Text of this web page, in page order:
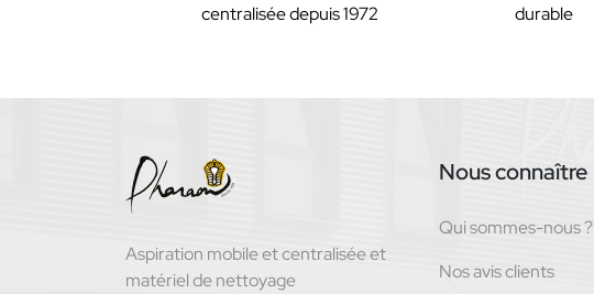
centralisée depuis 1972
durable
Aspiration mobile et centralisée et
matériel de nettoyage
Nous connaître
Qui sommes-nous ?
Nos avis clients